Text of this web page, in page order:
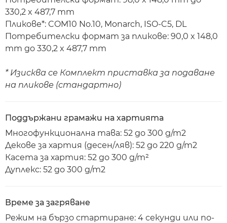
330,2 x 487,7 mm
Пликове*: COM10 No.10, Monarch, ISO-C5, DL
Потребителски формат за пликове: 90,0 x 148,0
mm до 330,2 x 487,7 mm
* Изисква се Комплект приставка за подаване
на пликове (стандартно)
Поддържани грамажи на хартията
Многофункционална тава: 52 до 300 g/m2
Декове за хартия (десен/ляв): 52 до 220 g/m2
Касета за хартия: 52 до 300 g/m²
Дуплекс: 52 до 300 g/m2
Време за загряване
Режим на бързо стартиране: 4 секунди или по-